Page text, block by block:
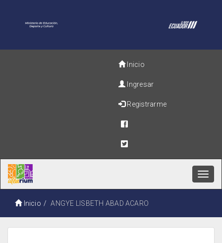
Inicio
Ingresar
Registrarme
Inicio ANGYE LISBETH ABAD ACARO